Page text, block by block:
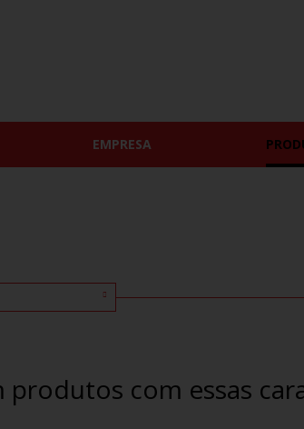
EMPRESA
produtos com essas